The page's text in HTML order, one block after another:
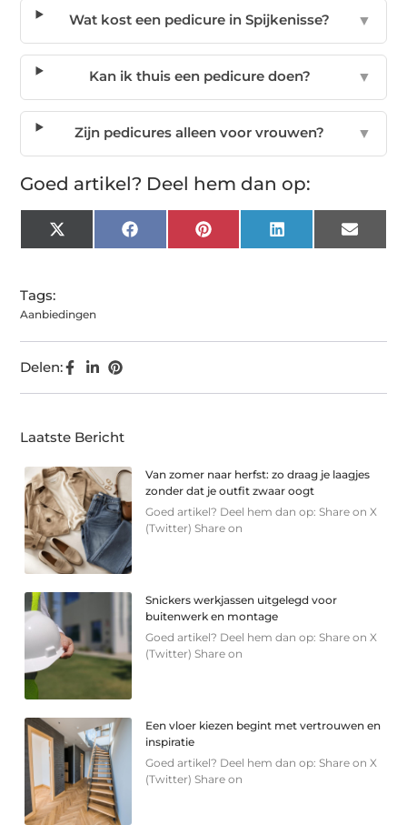
Wat kost een pedicure in Spijkenisse? ▼
Kan ik thuis een pedicure doen? ▼
Zijn pedicures alleen voor vrouwen? ▼
Goed artikel? Deel hem dan op:
X
(Twitter)
FacebookPinterest LinkedIn Email
Tags:
Aanbiedingen
Delen:
Laatste Bericht
Van zomer naar herfst: zo draag je laagjes
zonder dat je outfit zwaar oogt
Goed artikel? Deel hem dan op: Share on X
(Twitter) Share on
Snickers werkjassen uitgelegd voor
buitenwerk en montage
Goed artikel? Deel hem dan op: Share on X
(Twitter) Share on
Een vloer kiezen begint met vertrouwen en
inspiratie
Goed artikel? Deel hem dan op: Share on X
(Twitter) Share on